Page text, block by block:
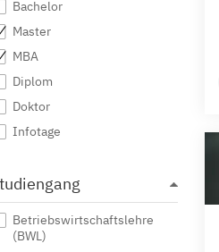
Bachelor
Master
MBA
Diplom
Doktor
Infotage
Betriebswirtschaftslehre
(BWL)